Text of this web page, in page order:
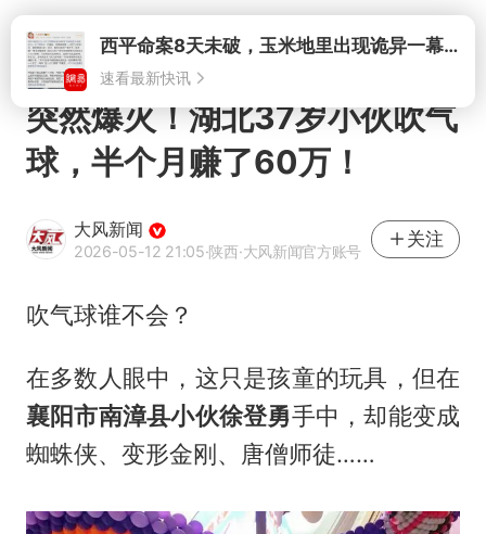
打开西平命案8天未破，玉米地里出现诡异一幕，我突然想起了欧金中
速看最新快讯
突然爆火！湖北37岁小伙吹气
球，半个月赚了60万！
大风新闻
2026-05-12 21:05·陕西·大风新闻官方账号
关注
吹气球谁不会？
在多数人眼中，这只是孩童的玩具，但在
襄阳市南漳县小伙徐登勇手中，却能变成
蜘蛛侠、 变形金刚 、唐僧师徒……